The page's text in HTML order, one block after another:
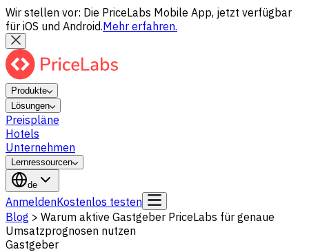
Wir stellen vor: Die PriceLabs Mobile App, jetzt verfügbar
für iOS und Android.Mehr erfahren.
Produkte
Lösungen
Preispläne
Hotels
Unternehmen
Lernressourcen
de
AnmeldenKostenlos testen
Blog > Warum aktive Gastgeber PriceLabs für genaue
Umsatzprognosen nutzen
Gastgeber